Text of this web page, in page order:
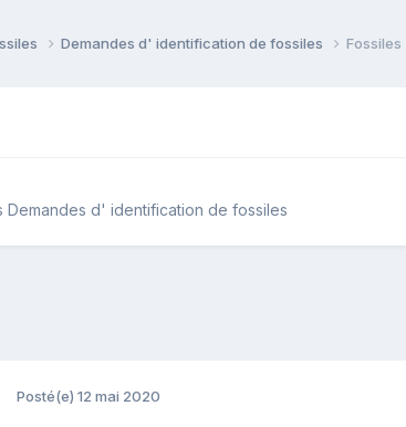
Demandes d' identification de fossiles Fossiles
Demandes d' identification de fossiles
Posté(e) 12 mai 2020